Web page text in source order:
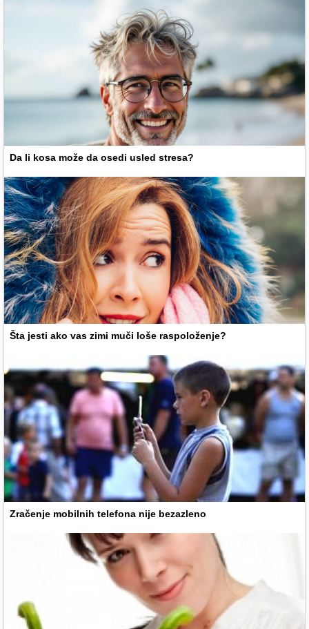
Da li kosa može da osedi usled stresa?
Šta jesti ako vas zimi muči loše raspoloženje?
Zračenje mobilnih telefona nije bezazleno